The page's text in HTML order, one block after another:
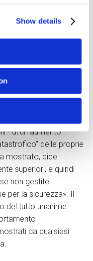
Show details
estreme del modello.
una reale
rappresentano forme
di pattern
di
set di dati usati
- di un aumento
delle proprie
mostrato, dice
superiori, e quindi
non gestite
per la sicurezza». Il
del tutto unanime:
da qualsiasi